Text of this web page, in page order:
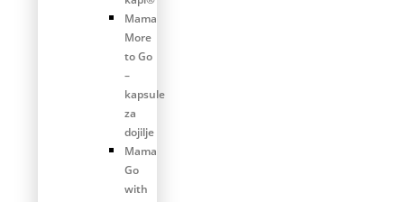
Mama
More
to Go
–
kapsule
za
dojilje
Mama
Go
with